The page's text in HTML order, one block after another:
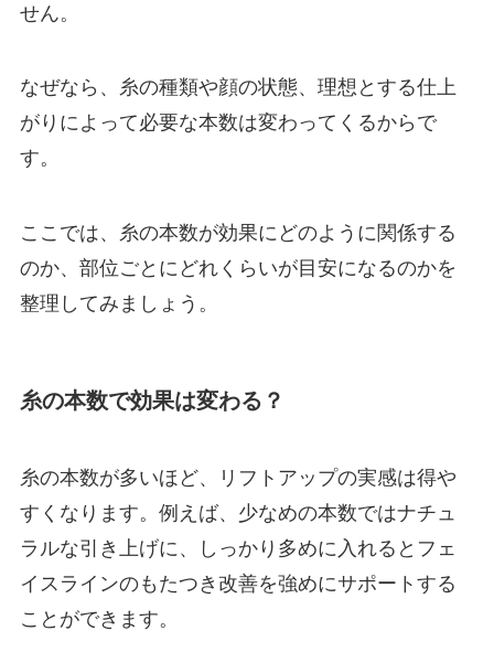
せん。
なぜなら、糸の種類や顔の状態、理想とする仕上
がりによって必要な本数は変わってくるからで
す。
ここでは、糸の本数が効果にどのように関係する
のか、部位ごとにどれくらいが目安になるのかを
整理してみましょう。
糸の本数で効果は変わる？
糸の本数が多いほど、リフトアップの実感は得や
すくなります。例えば、少なめの本数ではナチュ
ラルな引き上げに、しっかり多めに入れるとフェ
イスラインのもたつき改善を強めにサポートする
ことができます。